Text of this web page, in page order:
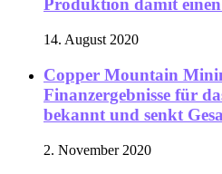
Produktion damit
14. August 2020
Copper Mountain
Finanzergebnisse für
bekannt und senkt
2. November 2020